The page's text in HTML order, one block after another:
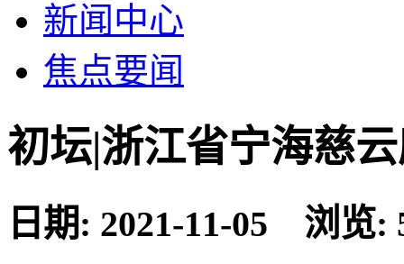
新闻中心
焦点要闻
初坛|浙江省宁海慈
日期: 2021-11-05 浏览: